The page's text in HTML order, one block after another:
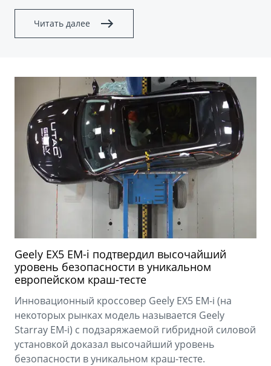
Читать далее
Geely EX5 EM-i подтвердил высочайший
уровень безопасности в уникальном
европейском краш-тесте
Инновационный кроссовер Geely EX5 EM-i (на
некоторых рынках модель называется Geely
Starray EM-i) с подзаряжаемой гибридной силовой
установкой доказал высочайший уровень
безопасности в уникальном краш-тесте.